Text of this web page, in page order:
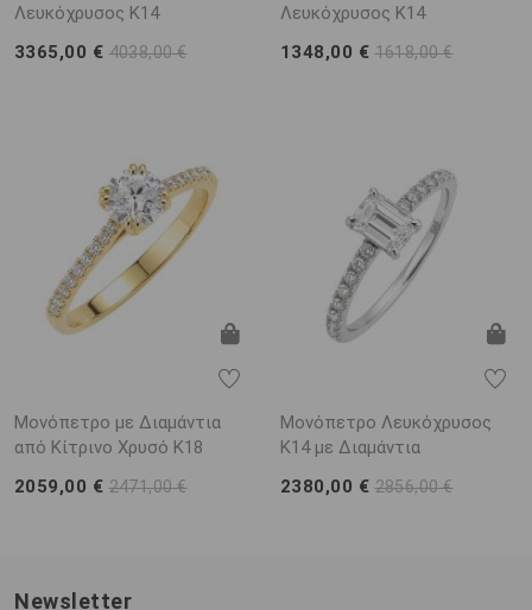
Λευκόχρυσος K14
3365,00 € 4038,00 €
Λευκόχρυσος K14
1348,00 € 1618,00 €
Μονόπετρο με Διαμάντια
από Κίτρινο Χρυσό K18
2059,00 € 2471,00 €
Μονόπετρο Λευκόχρυσος
K14 με Διαμάντια
2380,00 € 2856,00 €
Newsletter